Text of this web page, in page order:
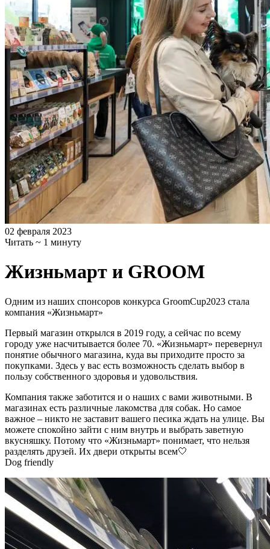
02 февраля 2023
Читать ~ 1 минуту
Жизньмарт и GROOM
Одним из наших спонсоров конкурса GroomCup2023 стала
компания «Жизньмарт»
Первый магазин открылся в 2019 году, а сейчас по всему
городу уже насчитывается более 70. «Жизньмарт» перевернул
понятие обычного магазина, куда вы приходите просто за
покупками. Здесь у вас есть возможность сделать выбор в
пользу собственного здоровья и удовольствия.
Компания также заботится и о наших с вами животными. В
магазинах есть различные лакомства для собак. Но самое
важное – никто не заставит вашего песика ждать на улице. Вы
можете спокойно зайти с ним внутрь и выбрать заветную
вкусняшку. Потому что «Жизньмарт» понимает, что нельзя
разделять друзей. Их двери открыты всем🤍
Dog friendly